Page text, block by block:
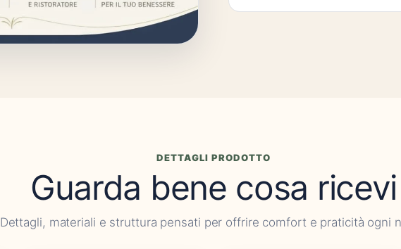
DETTAGLI PRODOTTO
Guarda bene cosa ricevi
Dettagli, materiali e struttura pensati per offrire comfort e praticità ogni